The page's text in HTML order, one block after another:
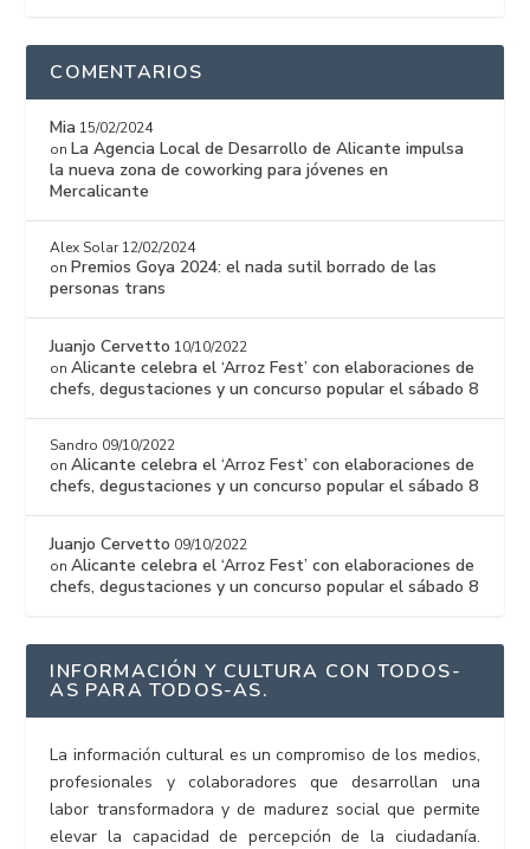
COMENTARIOS
Mia 15/02/2024
on La Agencia Local de Desarrollo de Alicante impulsa
la nueva zona de coworking para jóvenes en
Mercalicante
Alex Solar 12/02/2024
on Premios Goya 2024: el nada sutil borrado de las
personas trans
Juanjo Cervetto 10/10/2022
onAlicante celebra el ‘Arroz Fest’ con elaboraciones de
chefs, degustaciones y un concurso popular el sábado 8
Sandro 09/10/2022
onAlicante celebra el ‘Arroz Fest’ con elaboraciones de
chefs, degustaciones y un concurso popular el sábado 8
Juanjo Cervetto 09/10/2022
onAlicante celebra el ‘Arroz Fest’ con elaboraciones de
chefs, degustaciones y un concurso popular el sábado 8
INFORMACIÓN Y CULTURA CON TODOS-
AS PARA TODOS-AS.
La información cultural es un compromiso de los medios,
profesionales y colaboradores que desarrollan una
labor transformadora y de madurez social que permite
elevar la capacidad de percepción de la ciudadanía.